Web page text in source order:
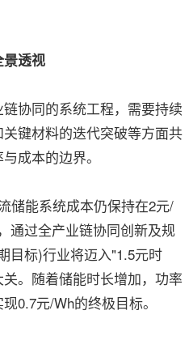
透视
协同的系统工程，需要持续
键材料的迭代突破等方面共
成本的边界。
能系统成本仍保持在2元/
通过全产业链协同创新及规
目标)行业将迈入"1.5元时
。随着储能时长增加，功率
0.7元/Wh的终极目标。